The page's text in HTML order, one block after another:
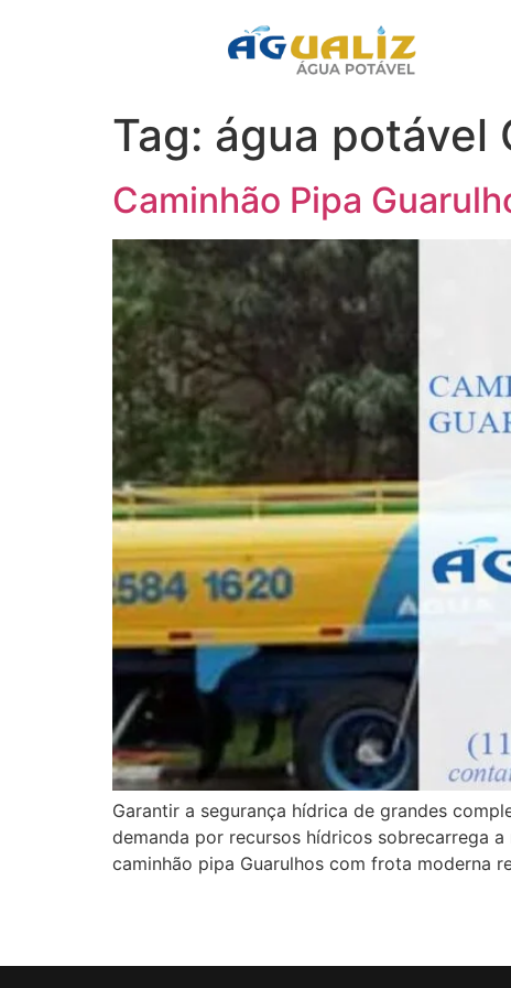
Tag: água potável
Caminhão Pipa
Garantir a segurança hídrica de grandes
demanda por recursos hídricos sobrecarrega
caminhão pipa Guarulhos com frota moderna